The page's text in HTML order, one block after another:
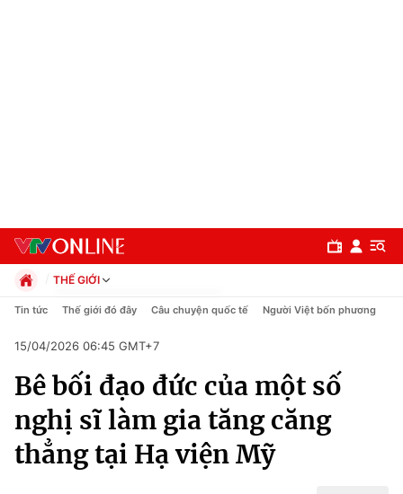
Chuyên mục
Chính trị
Xã hội
THẾ GIỚI
Chính trị
Pháp luật
Kinh tế
Thể thao
Truyền hình
Văn hóa - Giải trí
Y tế
Tin tức Thế giới đó đây Câu chuyện quốc tế Người Việt bốn phương
15/04/2026 06:45 GMT+7
Bê bối đạo đức của một số
nghị sĩ làm gia tăng căng
thẳng tại Hạ viện Mỹ